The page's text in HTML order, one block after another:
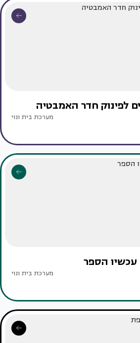
לפינוק חדר האמבטיה
מערכת בית ונוי
מערכת בית ונוי